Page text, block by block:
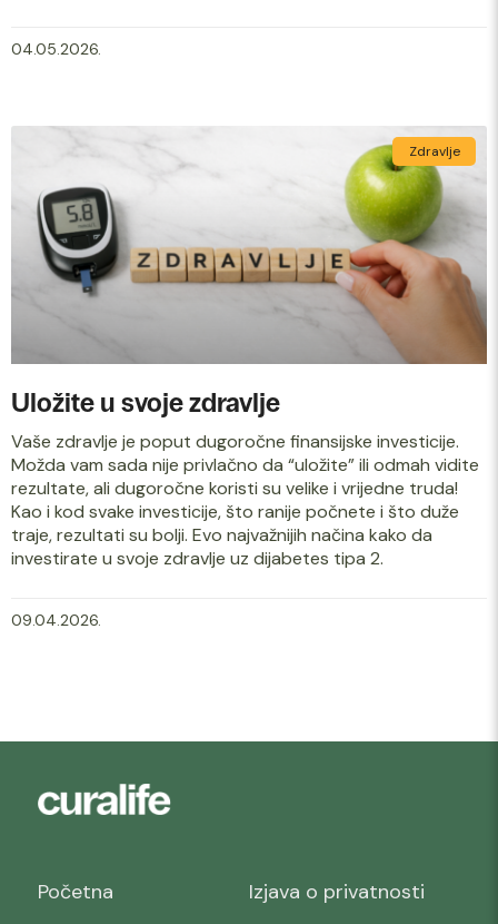
04.05.2026.
Zdravlje
Uložite u svoje zdravlje
Vaše zdravlje je poput dugoročne finansijske investicije.
Možda vam sada nije privlačno da “uložite” ili odmah vidite
rezultate, ali dugoročne koristi su velike i vrijedne truda!
Kao i kod svake investicije, što ranije počnete i što duže
traje, rezultati su bolji. Evo najvažnijih načina kako da
investirate u svoje zdravlje uz dijabetes tipa 2.
09.04.2026.
Početna Izjava o privatnosti